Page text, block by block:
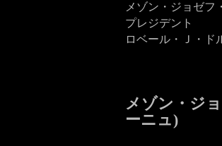
メゾン・ジョゼフ
プレジデント
ロベール・Ｊ・ド
メゾン・ジ
ーニュ)